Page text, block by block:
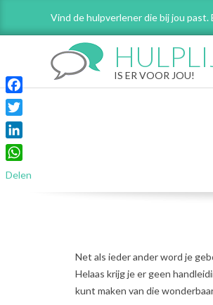
Vind de hulpverlener die bij jou past.
IS ER VOOR JOU!
Net als ieder ander word je
Helaas krijg je er geen
kunt maken van die
Facebook
Twitter
LinkedIn
WhatsApp
Delen